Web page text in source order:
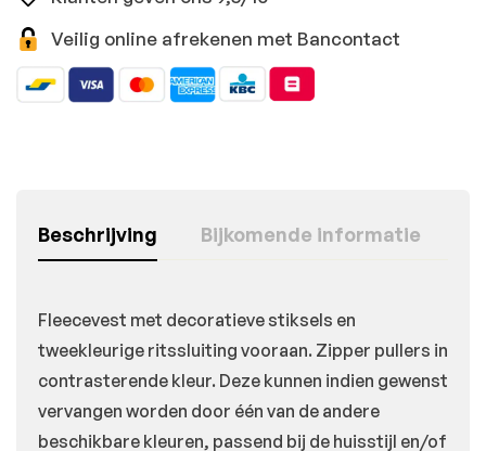
Veilig online afrekenen met Bancontact
Beschrijving Bijkomende informatie
Fleecevest met decoratieve stiksels en
tweekleurige ritssluiting vooraan. Zipper pullers in
contrasterende kleur. Deze kunnen indien gewenst
vervangen worden door één van de andere
beschikbare kleuren, passend bij de huisstijl en/of